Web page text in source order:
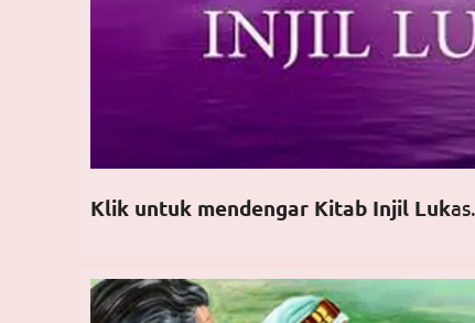
Klik untuk mendengar Kitab Injil Lukas.